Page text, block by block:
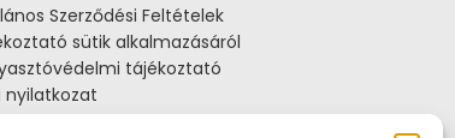
Szerződési Feltételek
sütik alkalmazásáról
tájékoztató
nyilatkozat